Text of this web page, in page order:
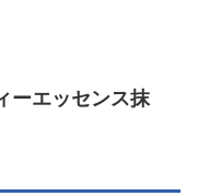
エッセンス抹